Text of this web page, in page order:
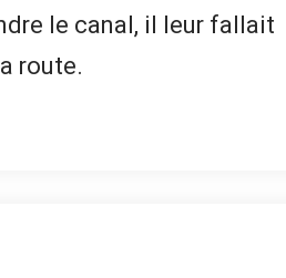
le canal, il leur fallait
route.